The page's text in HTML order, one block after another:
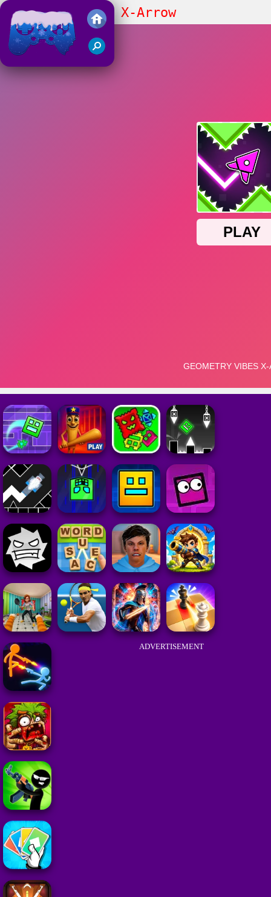
Juegos Friv 2018
Geometry Vibes X-Arrow
ADVERTISEMENT